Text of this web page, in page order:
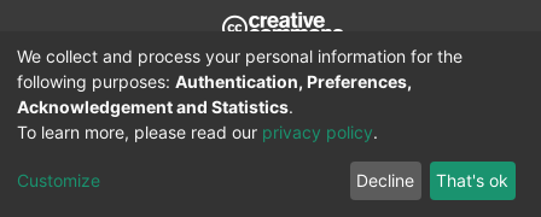
210 38 97 109
www.asfa.gr
Πατησίων 42, Τ.Κ. 10682, Αθήνα
DSpace software Implementation ELiDOC
We collect and process your personal information for the
following purposes: Authentication, Preferences,
Acknowledgement and Statistics.
To learn more, please read our privacy policy.
Customize Decline That's ok